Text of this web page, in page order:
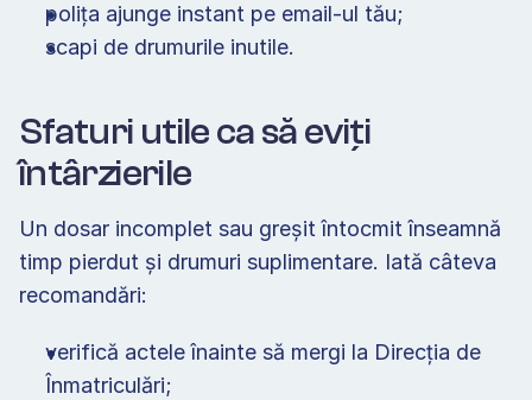
polița ajunge instant pe email-ul tău;
scapi de drumurile inutile.
Sfaturi utile ca să eviți
întârzierile
Un dosar incomplet sau greșit întocmit înseamnă
timp pierdut și drumuri suplimentare. Iată câteva
recomandări:
verifică actele înainte să mergi la Direcția de
Înmatriculări;